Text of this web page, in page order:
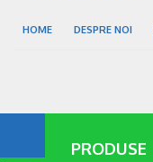
HOME DESPRE NOI
PRODUSE